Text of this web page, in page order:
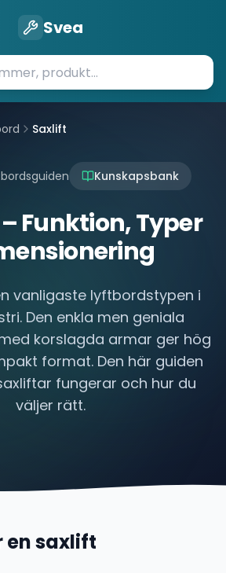
Svea
Saxlift
Kunskapsbank
Funktion, Typer
vanligaste lyftbordstypen i
Den enkla men geniala
korslagda armar ger hög
format. Den här guiden
fungerar och hur du
väljer rätt.
en saxlift